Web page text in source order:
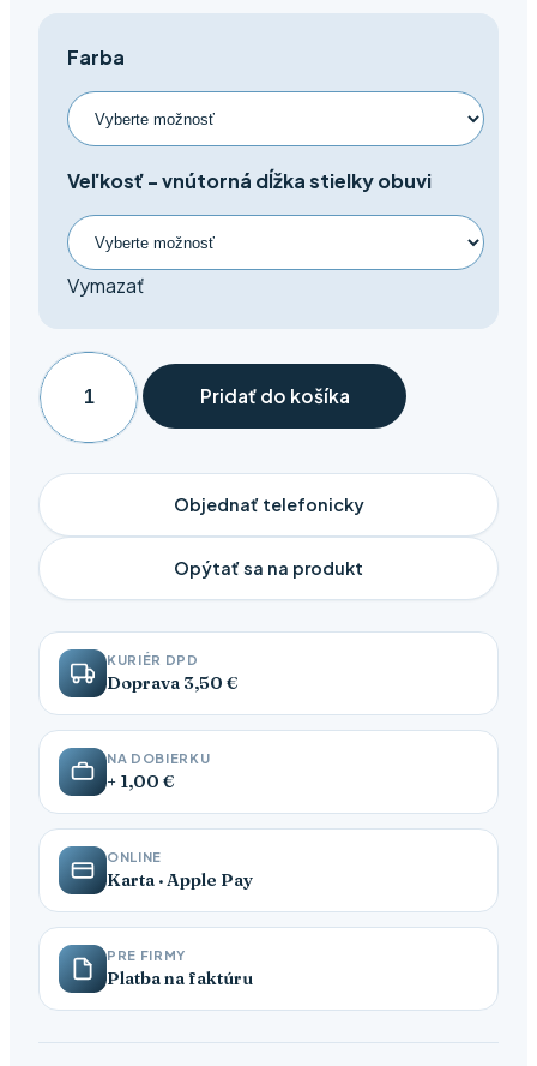
Farba
Veľkosť - vnútorná dĺžka stielky obuvi
Vymazať
množstvo
Leon
932
Dámska
zdravotná
celokožená
obuv
prackou
Pridať do košíka
Objednať telefonicky
Opýtať sa na produkt
KURIÉR DPD
Doprava 3,50 €
NA DOBIERKU
+ 1,00 €
ONLINE
Karta · Apple Pay
PRE FIRMY
Platba na faktúru